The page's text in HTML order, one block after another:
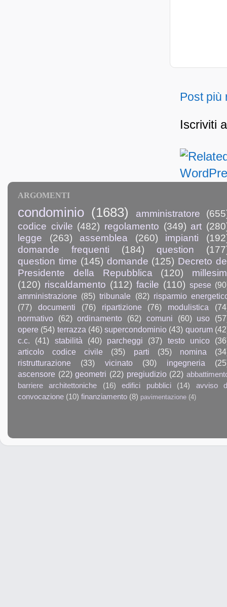
Post più
Iscriviti
ARGOMENTI
condominio (1683) amministratore
codice civile (482) regolamento (349) art
legge
(263) assemblea (260) impianti
domande frequenti
(184) question
question time (145) domande (125) Decreto
Presidente della Repubblica
(120)
(120) riscaldamento (112) facile (110) spese
amministrazione (85) tribunale (82) risparmio
(77)
documenti (76) ripartizione (76) modulistica
normativo
(62) ordinamento (62) comuni (60) uso
opere (54) terrazza (46) supercondominio (43) quorum
c.c.
(41) stabilità (40) parcheggi (37) testo unico
articolo codice civile
(35) parti (35) nomina
ristrutturazione
(33) vicinato (30) ingegneria
ascensore (22) geometri (22) pregiudizio (22)
barriere architettoniche
(16) edifici pubblici (14)
avviso
convocazione (10) finanziamento (8) pavimentazione (4)